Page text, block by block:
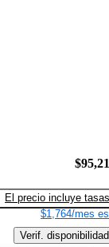
El precio incluye tasas
$1,764/mes
Verif. disponibilidad